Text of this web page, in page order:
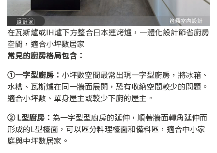
在瓦斯爐或IH爐下方整合日本連烤爐，一體化設計節省廚房
空間，適合小坪數居家
常見的廚房格局包含：
➀一字型廚房： 小坪數空間最常出現一字型廚房，將冰箱、
水槽、瓦斯爐在同一牆面展開，恐有收納空間較少的問題。
適合小坪數、單身屋主或較少下廚的屋主。
➁ L型廚房： 為一字型型廚房的延伸，順著牆面轉角延伸而
形成的L型檯面，可以區分料理檯面和備料區，適合中小家
庭與中坪數居家。